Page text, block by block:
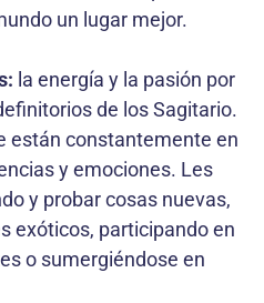
un lugar mejor.
la energía y la pasión por
de los Sagitario.
están constantemente en
y emociones. Les
y probar cosas nuevas,
exóticos, participando en
o sumergiéndose en